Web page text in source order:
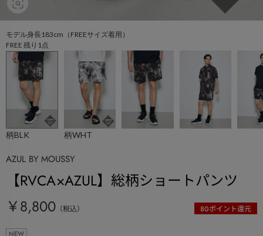
モデル身長183cm（FREEサイズ着用）
FREE 残り1点
柄BLK 柄WHT
AZUL BY MOUSSY
【RVCA×AZUL】総柄ショートパンツ
￥8,800 （税込） 80ポイント還元
NEW